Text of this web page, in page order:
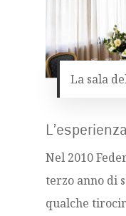
La sala
Nel 2010
terzo anno di
qualche